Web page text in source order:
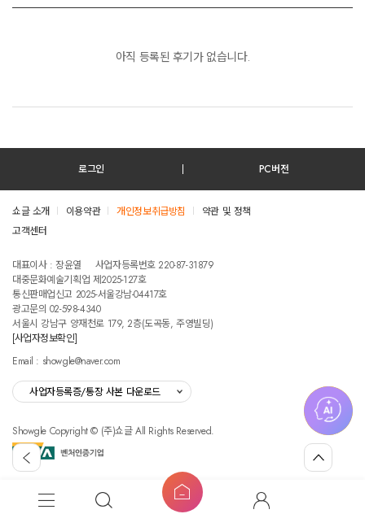
아직 등록된 후기가 없습니다.
홈
버
튼
뒤
가
섭
외
공
고
맨
위
로
로그인 PC버전
쇼글 소개 이용약관 개인정보취급방침
약관 및 정책
고객센터
대표이사 : 장윤열
사업자등록번호 220-87-31879
대중문화예술기획업 제2025-127호
통신판매업신고 2025-서울강남-04417호
광고문의 02-598-4340
서울시 강남구 양재천로 179, 2층(도곡동, 주영빌딩)
[사업자정보확인]
Email : showgle@naver.com
사업자등록증/통장 사본 다운로드
Showgle Copyright © (주)쇼글 All Rights Reserved.